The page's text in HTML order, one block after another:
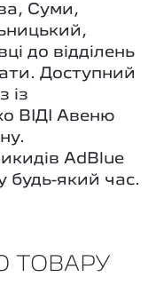
Суми,
до відділень
Доступний
із
ВІДІ Авеню
AdBlue
будь-який час.
ТОВАРУ